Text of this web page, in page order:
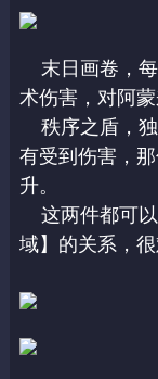
末日画卷，每
术伤害，对阿
秩序之盾，独
有受到伤害，
升。
这两件都可以
域】的关系，